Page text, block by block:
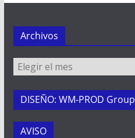
Archivos
Archivos
DISEÑO: WM-PROD Group
AVISO